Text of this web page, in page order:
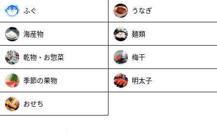
ふぐ うなぎ
海産物 麺類
乾物・お惣菜 梅干
季節の果物 明太子
おせち